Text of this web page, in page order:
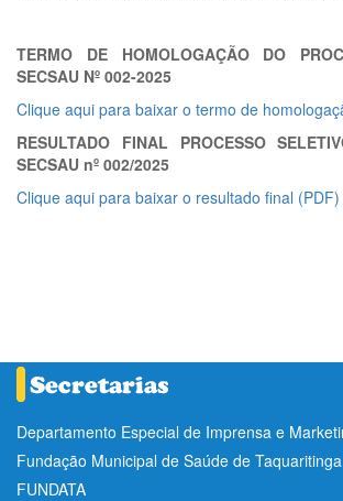
TERMO DE HOMOLOGAÇÃO DO
SECSAU Nº 002-2025
Clique aqui para baixar o termo de
RESULTADO FINAL PROCESSO
SECSAU nº 002/2025
Clique aqui para baixar o resultado final (PDF)
Departamento Especial de Imprensa e
Fundação Municipal de Saúde de
FUNDATA